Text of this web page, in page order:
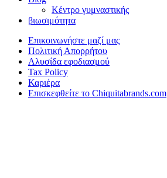
Κέντρο γυμναστικής
βιωσιμότητα
Επικοινωνήστε μαζί μας
Πολιτική Απορρήτου
Αλυσίδα εφοδιασμού
Tax Policy
Καριέρα
Επισκεφθείτε το Chiquitabrands.com